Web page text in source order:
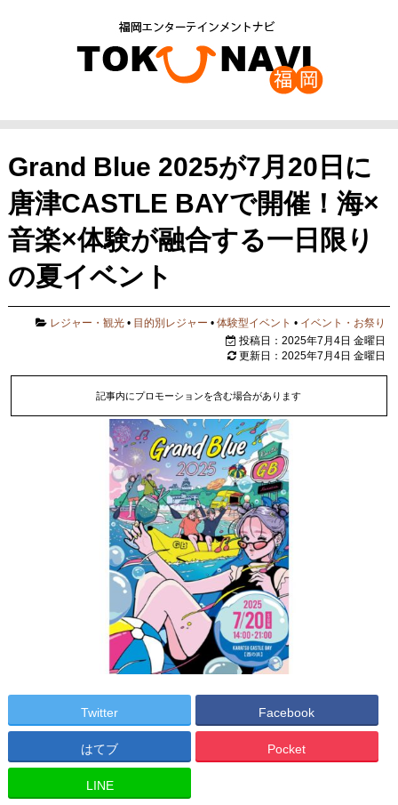
Grand Blue 2025が7月20日に
唐津CASTLE BAYで開催！海×
音楽×体験が融合する一日限り
の夏イベント
レジャー・観光 • 目的別レジャー •体験型イベント • イベント・お祭り
投稿日：2025年7月4日 金曜日
更新日：2025年7月4日 金曜日
記事内にプロモーションを含む場合があります
Twitter Facebook
はてブ Pocket
LINE